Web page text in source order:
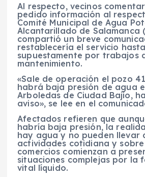
Al respecto, vecinos
pedido información al
Comité Municipal de Agua
Alcantarillado de Salamanca
compartió un breve
restablecería el servicio
supuestamente por trabajos
mantenimiento.
«Sale de operación el pozo
habrá baja presión de agua
Arboledas de Ciudad Bajío,
aviso», se lee en el
Afectados refieren que
habría baja presión, la
hay agua y no pueden llevar
actividades cotidiana y
comercios comienzan a
situaciones complejas por la
vital líquido.